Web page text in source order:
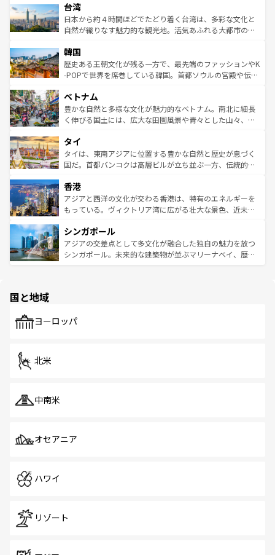
ならではの贅沢な旅のスタイルだ。 なお、新着のアメリカ
情報はコンテンツ一覧を参照してほしい。
れるおもてなしの心で訪れる人々を迎えてくれるハワイの
人々、おいしいローカルフードやハワイアンミュージッ
ク、伝統的なフラダンスなど、すべてがハワイの魅力を彩
ワイを、存分に味わってほしい。 なお、新着のハワイ情報
はコンテンツ一覧を参照してほしい。
リアリーフや大陸中央部にそびえるウルル（エアーズロッ
ク）、タスマニアの美しい原生林やケアンズの熱帯雨林な
ど、見どころがたくさん。また、カフェやワイン、オージ
いる。アクティビティも充実しており、サーフィンやダイ
ビング、ハイキングなど、アウトドア好きにはたまらな
い。オーストラリアの多彩な魅力を存分に味わいつくそ
参照してほしい。
台湾
日本から約４時間ほどでたどり着く台湾は、多彩な文化と
自然が織りなす魅力的な観光地。活気あふれる大都市の台
ン）、静ひつな山岳地帯である台湾東部など、都市の喧騒
と山間の静けさが共存しており、訪れる人に新しい発見と
驚きをもたらしてくれる。また、奥深い台湾の食文化も魅
容にもいいと評判のスイーツなど、バラエティ豊かな料理
が味わえる。 なお、新着の台湾情報は コンテンツ一覧を参
照してほしい。
韓国
歴史ある王朝文化が残る一方で、最先端のファッションやK
-POPで世界を席巻している韓国。首都ソウルの宮殿や伝統
き、地方に足を延ばせば四季折々の自然美を楽しむことが
できる。そして、キムチや焼肉、絶品のストリートフード
まで、さまざまな韓国料理が待っている。夜には、韓国な
リティに包まれながら、韓国の多彩な魅力を心ゆくまで味
わってみてほしい。 なお、新着の韓国情報はコンテンツ一
覧を参照してほしい。
ベトナム
豊かな自然と多様な文化が魅力的なベトナム。南北に細長
く伸びる国土には、広大な田園風景や青々とした山々、世
急速な発展と共に伝統が息づく。ハノイの古い町並みやホ
ーチミン市のフランス統治時代の建物も、独特の雰囲気を
醸し出している。また、バラエティの豊かさとおいしさで
とつ。フォーやバインミー、ベトナムコーヒーなどは、ぜ
ひ現地で味わいたい。どの地域を訪れてもあたたかい人々
が旅行者を迎えてくれるので、きっと忘れられない旅にな
参照してほしい。
タイ
タイは、東南アジアに位置する豊かな自然と歴史が息づく
国だ。首都バンコクは高層ビルが立ち並ぶ一方、伝統的な
の活気が交差している。北部ではチェンマイなどの山岳地
帯で自然と触れ合い、南部ではプーケットやクラビの美し
いビーチでリゾート気分を楽しむことができる。タイ料理
激する。気候は一年中温暖で、どの季節にも異なる楽しみ
が待っている。親しみやすいタイの人々、仏教を中心とし
た文化、そして多様な観光資源が、訪れる旅人を魅了し続
香港
アジアと西洋の文化が交わる香港は、特有のエネルギーを
もっている。ヴィクトリア湾に広がる壮大な景色、近未来
み、どこを訪れても感動するはず。観光スポットが密集し
ており、効率よく見どころを回れるのも魅力。息をのむよ
うな絶景から文化的な体験まで、香港を存分に楽しみ尽く
シンガポール
アジアの交差点として多文化が融合した独自の魅力を放つ
シンガポール。未来的な建築物が並ぶマリーナベイ、歴史
で、ホーカーズは地元の風情を楽しめる外せないスポット
国と地域
ヨーロッパ
北米
中南米
オセアニア
ハワイ
リゾート